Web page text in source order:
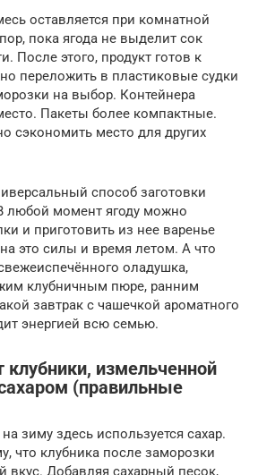
оставляется при комнатной
пока ягода не выделит сок
После этого, продукт готов к
переложить в пластиковые судки
на выбор. Контейнера
Пакеты более компактные.
сэкономить место для других
способ заготовки
любой момент ягоду можно
и приготовить из нее варенье
это силы и время летом. А что
оладушка,
клубничным пюре, ранним
завтрак с чашечкой ароматного
энергией всю семью.
измельченной
(правильные
зиму здесь используется сахар.
что клубника после заморозки
вкус. Добавляя сахарный песок,